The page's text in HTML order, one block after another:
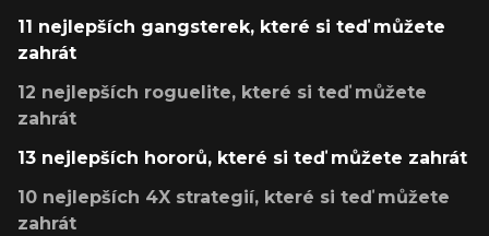
11 nejlepších gangsterek, které si teď můžete
zahrát
12 nejlepších roguelite, které si teď můžete
zahrát
13 nejlepších hororů, které si teď můžete zahrát
10 nejlepších 4X strategií, které si teď můžete
zahrát